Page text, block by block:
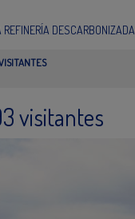
REFINERÍA DESCARBONIZADA
visitantes